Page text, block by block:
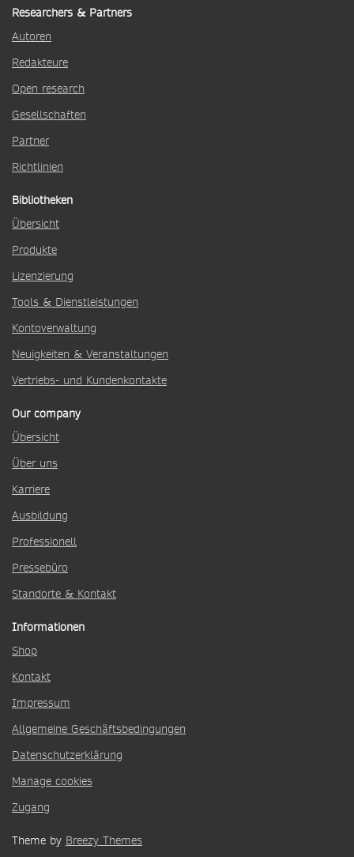
Researchers & Partners
Autoren
Redakteure
Open research
Gesellschaften
Partner
Richtlinien
Bibliotheken
Übersicht
Produkte
Lizenzierung
Tools & Dienstleistungen
Kontoverwaltung
Neuigkeiten & Veranstaltungen
Vertriebs- und Kundenkontakte
Our company
Übersicht
Über uns
Karriere
Ausbildung
Professionell
Pressebüro
Standorte & Kontakt
Informationen
Shop
Kontakt
Impressum
Allgemeine Geschäftsbedingungen
Datenschutzerklärung
Manage cookies
Zugang
Theme by Breezy Themes